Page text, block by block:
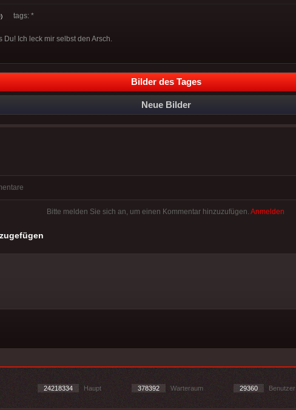
tags: *
Du! Ich leck mir selbst den Arsch.
Bilder des Tages
Neue Bilder
Bitte melden Sie sich an, um einen Kommentar hinzuzufügen. Anmelden
24218334 Haupt 378392 Warteraum 29360 Benutzer